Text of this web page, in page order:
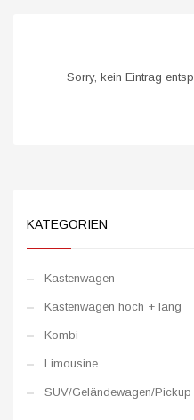
Sorry, kein Eintrag
KATEGORIEN
Kastenwagen
Kastenwagen hoch + lang
Kombi
Limousine
SUV/Geländewagen/Pickup